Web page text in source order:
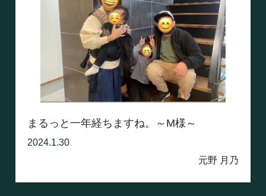
まるっと一年経ちますね。～M様～
2024.1.30
元野 月乃